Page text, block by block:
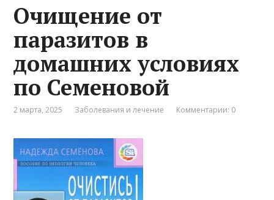
Очищение от
паразитов в
домашних условиях
по Семеновой
2 марта, 2025 Заболевания и лечение Комментарии: 0